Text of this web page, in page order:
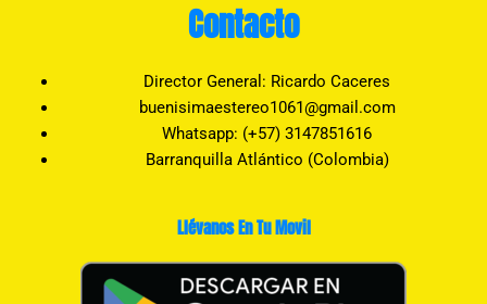
Contacto
Director General: Ricardo Caceres
buenisimaestereo1061@gmail.com
Whatsapp: (+57) 3147851616
Barranquilla Atlántico (Colombia)
Llévanos En Tu Movil